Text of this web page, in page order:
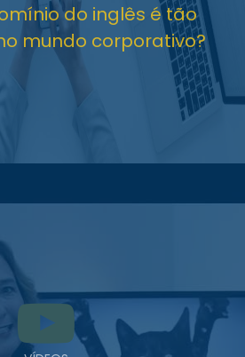
do inglês é tão
mundo corporativo?